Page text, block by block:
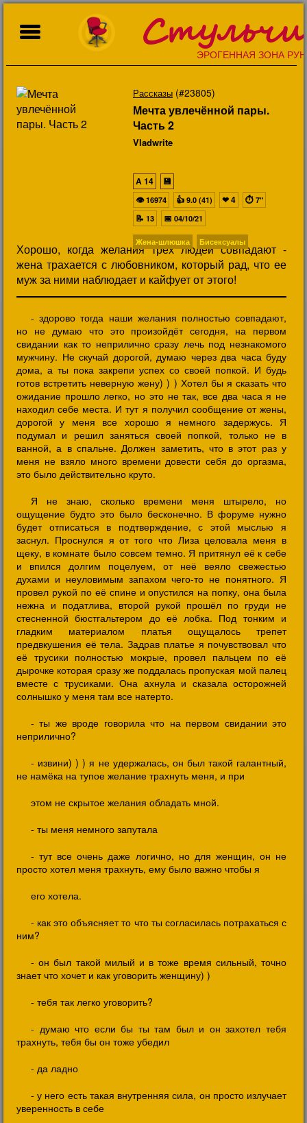
ЭРОГЕННАЯ ЗОНА
Рассказы (#23805)
Мечта увлечённой пары.
Часть 2
Vladwrite
Хорошо, когда желания трех людей совпадают -
жена трахается с любовником, который рад, что ее
муж за ними наблюдает и кайфует от этого!
A14
💾
👁16974 👍 9.0 (41) ❤4 ⏱ 7"
📝 13 📅 04/10/21
Жена-шлюшка Бисексуалы
- здорово тогда наши желания полностью совпадают,
но не думаю что это произойдёт сегодня, на первом
свидании как то неприлично сразу лечь под незнакомого
мужчину. Не скучай дорогой, думаю через два часа буду
дома, а ты пока закрепи успех со своей попкой. И будь
готов встретить неверную жену) ) ) Хотел бы я сказать что
ожидание прошло легко, но это не так, все два часа я не
находил себе места. И тут я получил сообщение от жены,
дорогой у меня все хорошо я немного задержусь. Я
подумал и решил заняться своей попкой, только не в
ванной, а в спальне. Должен заметить, что в этот раз у
меня не взяло много времени довести себя до оргазма,
это было действительно круто.
Я не знаю, сколько времени меня штырело, но
ощущение будто это было бесконечно. В форуме нужно
будет отписаться в подтверждение, с этой мыслью я
заснул. Проснулся я от того что Лиза целовала меня в
щеку, в комнате было совсем темно. Я притянул её к себе
и впился долгим поцелуем, от неё веяло свежестью
духами и неуловимым запахом чего-то не понятного. Я
провел рукой по её спине и опустился на попку, она была
нежна и податлива, второй рукой прошёл по груди не
стесненной бюстгальтером до её лобка. Под тонким и
гладким материалом платья ощущалось трепет
предвкушения её тела. Задрав платье я почувствовал что
её трусики полностью мокрые, провел пальцем по её
дырочке которая сразу же поддалась пропуская мой палец
вместе с трусиками. Она ахнула и сказала осторожней
солнышко у меня там все натерто.
- ты же вроде говорила что на первом свидании это
неприлично?
- извини) ) ) я не удержалась, он был такой галантный,
не намёка на тупое желание трахнуть меня, и при
этом не скрытое желания обладать мной.
- ты меня немного запутала
- тут все очень даже логично, но для женщин, он не
просто хотел меня трахнуть, ему было важно чтобы я
его хотела.
- как это объясняет то что ты согласилась потрахаться с
ним?
- он был такой милый и в тоже время сильный, точно
знает что хочет и как уговорить женщину) )
- тебя так легко уговорить?
- думаю что если бы ты там был и он захотел тебя
трахнуть, тебя бы он тоже убедил
- да ладно
- у него есть такая внутренняя сила, он просто излучает
уверенность в себе